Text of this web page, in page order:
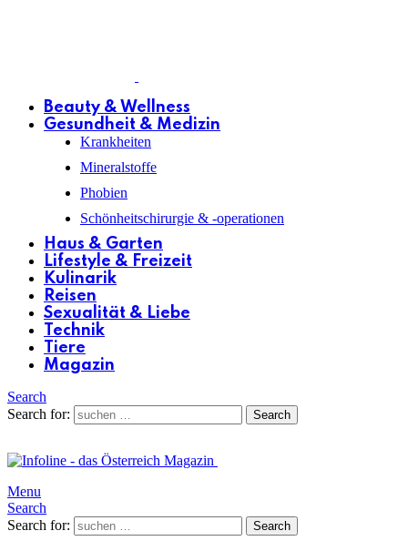
Beauty & Wellness
Gesundheit & Medizin
Krankheiten
Mineralstoffe
Phobien
Schönheitschirurgie & -operationen
Haus & Garten
Lifestyle & Freizeit
Kulinarik
Reisen
Sexualität & Liebe
Technik
Tiere
Magazin
Search
Search for:
Search
Menu
Search
Search for:
Search